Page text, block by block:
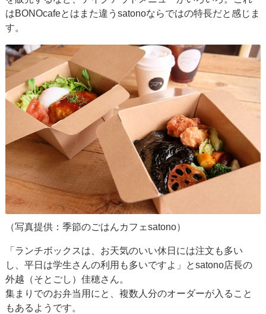
はBONOcafeとはまた違うsatonoならではの特長だと感じま
す。
（写真提供：季節のごはんカフェsatono）
「ランチボックスは、お天気のいい休日には注文も多い
し、平日は学生さんの利用も多いですよ」とsatono店長の
外越（そとごし）佳穂さん。
集まりでのお弁当用にと、複数人分のオーダーが入ること
もあるようです。